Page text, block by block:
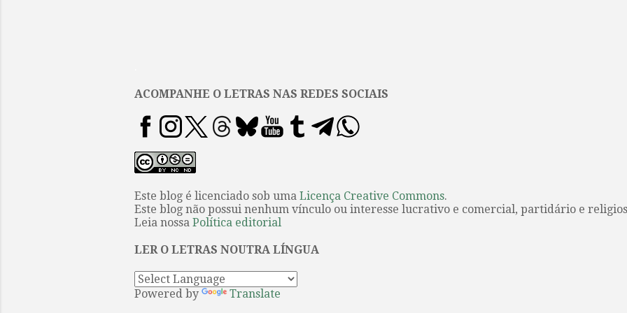
ACOMPANHE O LETRAS NAS REDES SOCIAIS
Este blog é licenciado sob uma Licença Creative Commons.
Este blog não possui nenhum vínculo ou interesse lucrativo e comercial, partidário e
Leia nossa Política editorial
LER O LETRAS NOUTRA LÍNGUA
Powered by Translate